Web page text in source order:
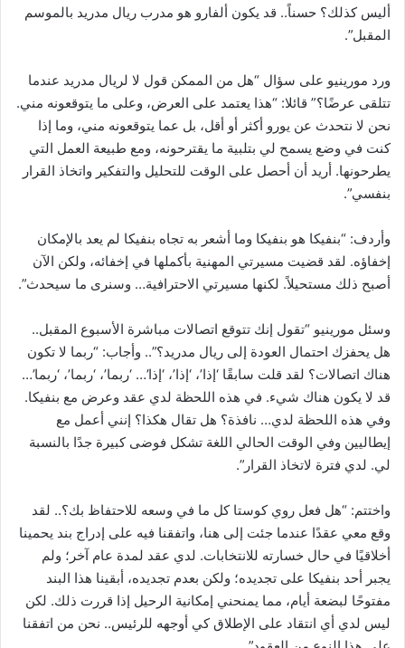
أليس كذلك؟ حسناً.. قد يكون ألفارو هو مدرب ريال مدريد بالموسم
المقبل”.
ورد مورينيو على سؤال “هل من الممكن قول لا لريال مدريد عندما
تتلقى عرضًا؟” قائلا: “هذا يعتمد على العرض، وعلى ما يتوقعونه مني.
نحن لا نتحدث عن يورو أكثر أو أقل، بل عما يتوقعونه مني، وما إذا
كنت في وضع يسمح لي بتلبية ما يقترحونه، ومع طبيعة العمل التي
يطرحونها. أريد أن أحصل على الوقت للتحليل والتفكير واتخاذ القرار
بنفسي”.
وأردف: “بنفيكا هو بنفيكا وما أشعر به تجاه بنفيكا لم يعد بالإمكان
إخفاؤه. لقد قضيت مسيرتي المهنية بأكملها في إخفائه، ولكن الآن
أصبح ذلك مستحيلاً. لكنها مسيرتي الاحترافية… وسنرى ما سيحدث”.
وسئل مورينيو “تقول إنك تتوقع اتصالات مباشرة الأسبوع المقبل..
هل يحفزك احتمال العودة إلى ريال مدريد؟”.. وأجاب: “ربما لا تكون
هناك اتصالات؟ لقد قلت سابقًا ‘إذا’، ‘إذا’، ‘إذا’… ‘ربما’، ‘ربما’، ‘ربما’…
قد لا يكون هناك شيء. في هذه اللحظة لدي عقد وعرض مع بنفيكا.
وفي هذه اللحظة لدي… نافذة؟ هل تقال هكذا؟ إنني أعمل مع
إيطاليين وفي الوقت الحالي اللغة تشكل فوضى كبيرة جدًا بالنسبة
لي. لدي فترة لاتخاذ القرار”.
واختتم: “هل فعل روي كوستا كل ما في وسعه للاحتفاظ بك؟.. لقد
وقع معي عقدًا عندما جئت إلى هنا، واتفقنا فيه على إدراج بند يحمينا
أخلاقيًا في حال خسارته للانتخابات. لدي عقد لمدة عام آخر؛ ولم
يجبر أحد بنفيكا على تجديده؛ ولكن بعدم تجديده، أبقينا هذا البند
مفتوحًا لبضعة أيام، مما يمنحني إمكانية الرحيل إذا قررت ذلك. لكن
ليس لدي أي انتقاد على الإطلاق كي أوجهه للرئيس.. نحن من اتفقنا